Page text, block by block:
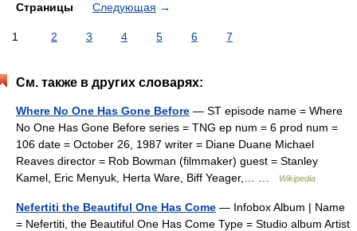
Страницы Следующая →
1 2 3 4 5 6 7
См. также в других словарях:
Where No One Has Gone Before — ST episode name = Where
No One Has Gone Before series = TNG ep num = 6 prod num =
106 date = October 26, 1987 writer = Diane Duane Michael
Reaves director = Rob Bowman (filmmaker) guest = Stanley
Kamel, Eric Menyuk, Herta Ware, Biff Yeager,… …
Wikipedia
Nefertiti the Beautiful One Has Come — Infobox Album | Name
= Nefertiti, the Beautiful One Has Come Type = Studio album Artist